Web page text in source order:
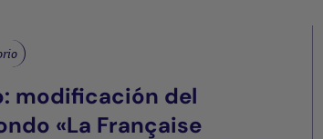
modificación del
«La Française